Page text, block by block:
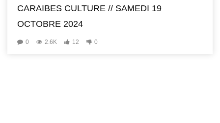
CARAIBES CULTURE // SAMEDI 19
OCTOBRE 2024
0 2.6K 12 0